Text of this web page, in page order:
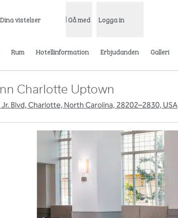
Dina vistelser Gå med Logga in
Rum Hotellinformation Erbjudanden Galleri
Charlotte Uptown
Blvd, Charlotte, North Carolina, 28202–2830, USA